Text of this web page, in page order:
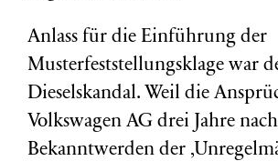
Anlass für die Einführung der
Musterfeststellungsklage war
Dieselskandal. Weil die
Volkswagen AG drei Jahre
Bekanntwerden der